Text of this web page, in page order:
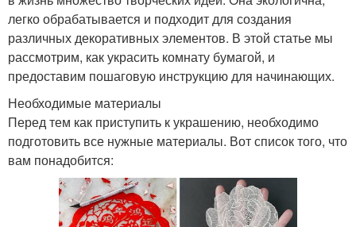
легко обрабатывается и подходит для создания
различных декоративных элементов. В этой статье мы
рассмотрим, как украсить комнату бумагой, и
предоставим пошаговую инструкцию для начинающих.
Необходимые материалы
Перед тем как приступить к украшению, необходимо
подготовить все нужные материалы. Вот список того, что
вам понадобится: